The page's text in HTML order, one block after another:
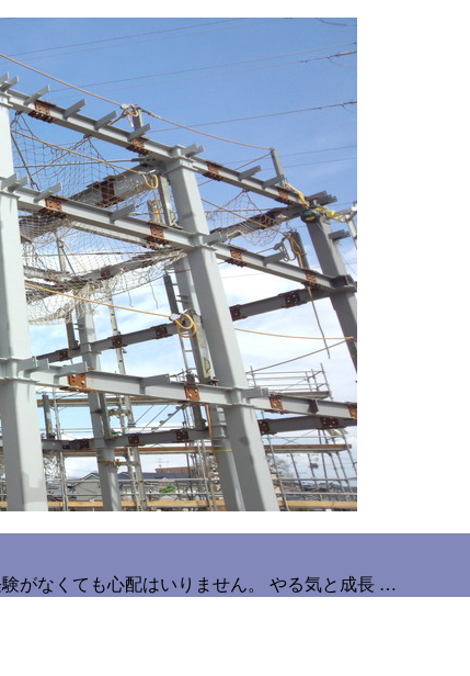
がなくても心配はいりません。 やる気と成長 …